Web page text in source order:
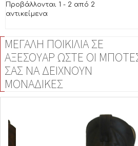
Προβάλλονται 1 - 2 από 2
αντικείμενα
ΜΕΓΑΛΗ ΠΟΙΚΙΛΙΑ ΣΕ
ΑΞΕΣΟΥΑΡ ΩΣΤΕ ΟΙ
ΣΑΣ ΝΑ ΔΕΙΧΝΟΥΝ
ΜΟΝΑΔΙΚΕΣ